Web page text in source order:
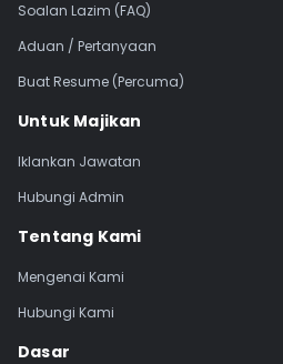
Soalan Lazim (FAQ)
Aduan / Pertanyaan
Buat Resume (Percuma)
Untuk Majikan
Iklankan Jawatan
Hubungi Admin
Tentang Kami
Mengenai Kami
Hubungi Kami
Dasar